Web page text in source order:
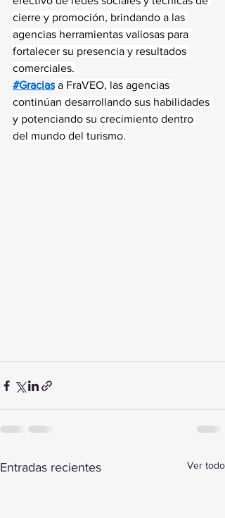
cierre y promoción, brindando a las
agencias herramientas valiosas para
fortalecer su presencia y resultados
comerciales.
#Gracias a FraVEO, las agencias
continúan desarrollando sus habilidades
y potenciando su crecimiento dentro
del mundo del turismo.
Entradas recientes Ver todo